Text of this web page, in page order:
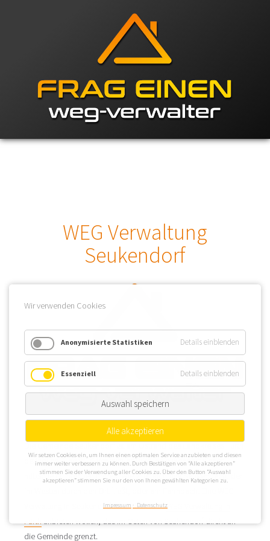
WEG Verwaltung
Seukendorf
befindlich. Eine WEG Verwaltung wird in Seukendorf sicher
hübsche Immobilien finden, wie z. B. Richtung Seukenbach, der
Verwaltung in Seukendorf wird aber auchWEG Verwaltung in
Fürthanbieten wollen, das im Osten von Seukendorf direkt an
die Gemeinde grenzt.
Wir verwenden Cookies
Anonymisierte Statistiken Details einblenden
Essenziell Details einblenden
Auswahl speichern
Alle akzeptieren
Wir setzen Cookies ein, um Ihnen einen optimalen Service anzubieten und diesen
immer weiter verbessern zu können. Durch Bestätigen von “Alle akzeptieren”
stimmen Sie der Verwendung aller Cookies zu. Über den Button “Auswahl
akzeptieren” stimmen Sie nur den von Ihnen gewählten Kategorien zu.
Impressum Datenschutz